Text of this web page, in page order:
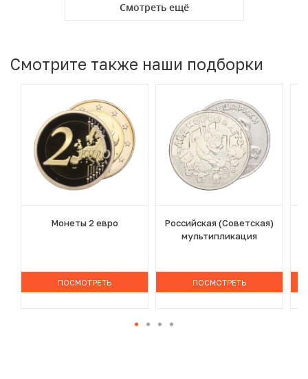
Смотреть ещё
Смотрите также наши подборки
Монеты 2 евро
ПОСМОТРЕТЬ
Российская (Советская)
мультипликация
ПОСМОТРЕТЬ